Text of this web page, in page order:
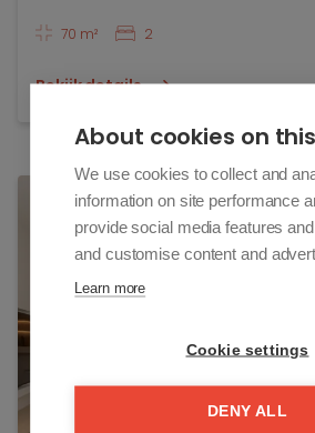
70 m² 2
Bekijk details
About cookies on
We use cookies to collect and
information on site performance
provide social media features
and customise content and
Learn more
Cookie settings
DENY ALL